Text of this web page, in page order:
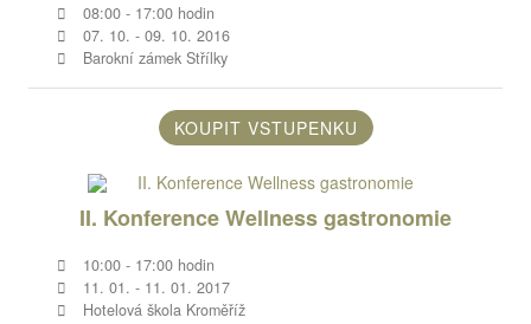
08:00 - 17:00 hodin
07. 10. - 09. 10. 2016
Barokní zámek Střílky
KOUPIT VSTUPENKU
II. Konference Wellness gastronomie
10:00 - 17:00 hodin
11. 01. - 11. 01. 2017
Hotelová škola Kroměříž